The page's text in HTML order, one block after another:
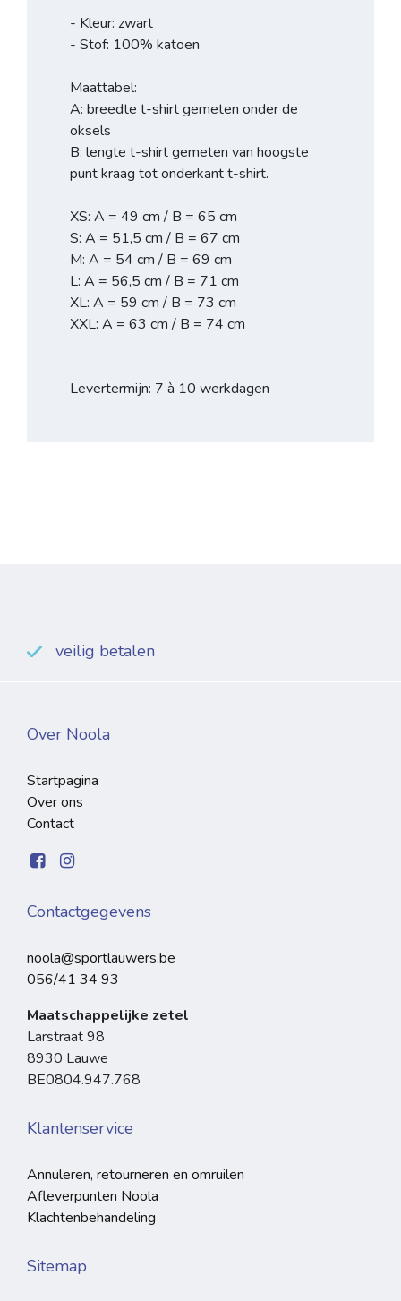
- Kleur: zwart
- Stof: 100% katoen
Maattabel:
A: breedte t-shirt gemeten onder de
oksels
B: lengte t-shirt gemeten van hoogste
punt kraag tot onderkant t-shirt.
XS: A = 49 cm / B = 65 cm
S: A = 51,5 cm / B = 67 cm
M: A = 54 cm / B = 69 cm
L: A = 56,5 cm / B = 71 cm
XL: A = 59 cm / B = 73 cm
XXL: A = 63 cm / B = 74 cm
Levertermijn: 7 à 10 werkdagen
veilig betalen
Over Noola
Startpagina
Over ons
Contact
Contactgegevens
noola@sportlauwers.be
056/41 34 93
Maatschappelijke zetel
Larstraat 98
8930 Lauwe
BE0804.947.768
Klantenservice
Annuleren, retourneren en omruilen
Afleverpunten Noola
Klachtenbehandeling
Sitemap